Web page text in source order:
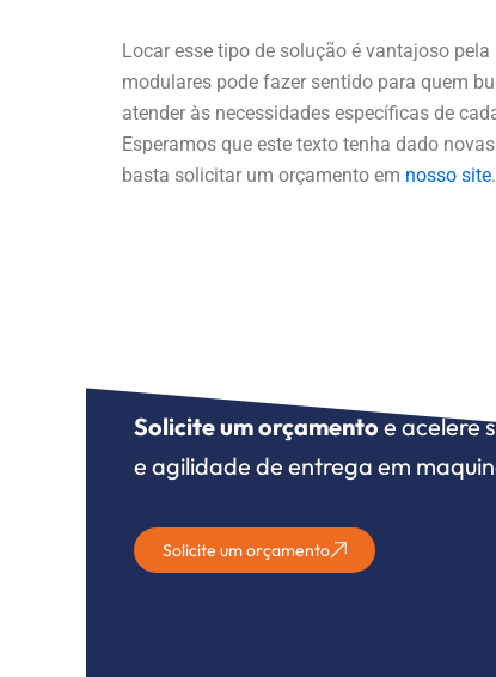
Locar esse tipo de solução é vantajoso
modulares pode fazer sentido para quem
atender às necessidades específicas de
Esperamos que este texto tenha dado
basta solicitar um orçamento em nosso site
Solicite um orçamento e acelere
e agilidade de entrega em
Solicite um orçamento